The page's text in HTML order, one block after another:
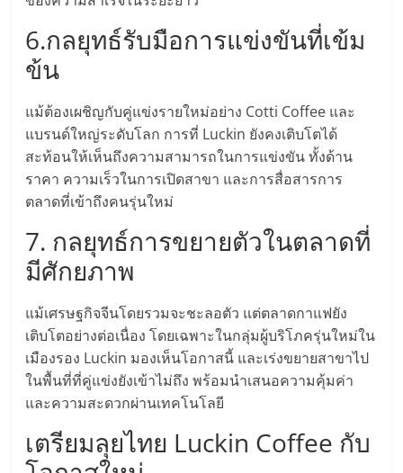
6.กลยุทธ์รับมือการแข่งขันที่เข้ม
ข้น
แม้ต้องเผชิญกับคู่แข่งรายใหม่อย่าง Cotti Coffee และ
แบรนด์ใหญ่ระดับโลก การที่ Luckin ยังคงเติบโตได้
สะท้อนให้เห็นถึงความสามารถในการแข่งขัน ทั้งด้าน
ราคา ความเร็วในการเปิดสาขา และการสื่อสารการ
ตลาดที่เข้าถึงคนรุ่นใหม่
7. กลยุทธ์การขยายตัวในตลาดที่
มีศักยภาพ
แม้เศรษฐกิจจีนโดยรวมจะชะลอตัว แต่ตลาดกาแฟยัง
เติบโตอย่างต่อเนื่อง โดยเฉพาะในกลุ่มผู้บริโภครุ่นใหม่ใน
เมืองรอง Luckin มองเห็นโอกาสนี้ และเร่งขยายสาขาไป
ในพื้นที่ที่คู่แข่งยังเข้าไม่ถึง พร้อมนำเสนอความคุ้มค่า
และความสะดวกผ่านเทคโนโลยี
เตรียมลุยไทย Luckin Coffee กับ